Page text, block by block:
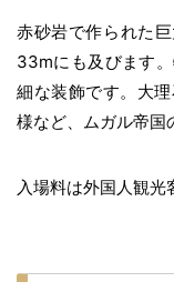
赤砂岩で作られた
33mにも及びます
細な装飾です。大
様など、ムガル帝国
入場料は外国人観光